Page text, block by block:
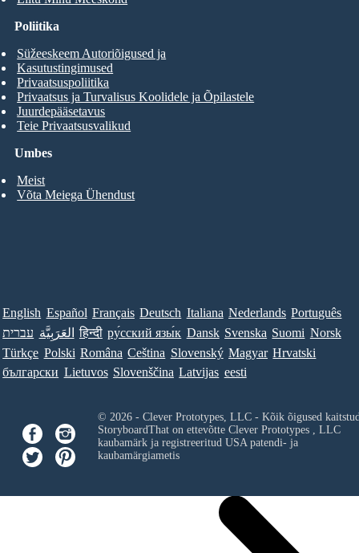
Umbes
Meist
Võta Meiega Ühendust
Poliitika
Süžeeskeem Autoriõigused ja
Kasutustingimused
Privaatsuspoliitika
Privaatsus ja Turvalisus Koolidele ja Õpilastele
Juurdepääsetavus
Teie Privaatsusvalikud
English Español Français Deutsch Italiana Nederlands Português
עברית العَرَبِيَّة हिन्दी ру́сский язы́к Dansk Svenska Suomi Norsk
Türkçe Polski Româna Ceština Slovenský Magyar Hrvatski
български Lietuvos Slovenščina Latvijas eesti
© 2026 - Clever Prototypes, LLC - Kõik õigused
StoryboardThat on ettevõtte Clever Prototypes , LLC
kaubamärk ja registreeritud USA patendi- ja
kaubamärgiametis